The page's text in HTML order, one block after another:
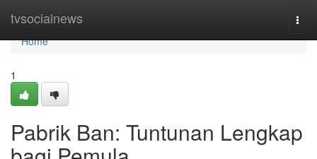
tvsocialnews
Home
Home
1
Pabrik Ban: Tuntunan Lengkap